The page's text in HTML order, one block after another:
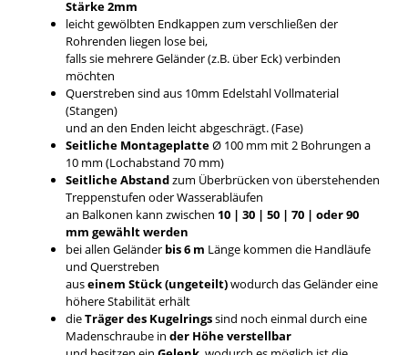
Stärke 2mm
leicht gewölbten Endkappen zum verschließen der
Rohrenden liegen lose bei,
falls sie mehrere Geländer (z.B. über Eck) verbinden
möchten
Querstreben sind aus 10mm Edelstahl Vollmaterial
(Stangen)
und an den Enden leicht abgeschrägt. (Fase)
Seitliche MontageplatteØ 100 mm mit 2 Bohrungen a
10 mm (Lochabstand 70 mm)
Seitliche Abstandzum Überbrücken von überstehenden
Treppenstufen oder Wasserabläufen
an Balkonen kann zwischen 10 | 30 | 50 | 70 | oder 90
mm gewählt werden
bei allen Geländer bis 6 m Länge kommen die Handläufe
und Querstreben
auseinem Stück (ungeteilt)wodurch das Geländer eine
höhere Stabilität erhält
dieTräger des Kugelringssind noch einmal durch eine
Madenschraube in der Höhe verstellbar